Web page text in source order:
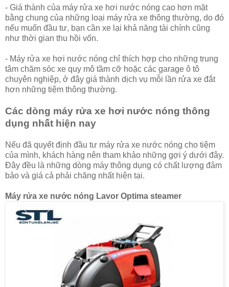
- Giá thành của máy rửa xe hơi nước nóng cao hơn mặt
bằng chung của những loại máy rửa xe thông thường, do đó
nếu muốn đầu tư, bạn cần xe lại khả năng tài chính cũng
như thời gian thu hồi vốn.
- Máy rửa xe hơi nước nóng chỉ thích hợp cho những trung
tâm chăm sóc xe quy mô tầm cỡ hoặc các garage ô tô
chuyên nghiệp, ở đây giá thành dịch vụ mỗi lần rửa xe đắt
hơn những tiệm thông thường.
Các dòng máy rửa xe hơi nước nóng thông
dụng nhất hiện nay
Nếu đã quyết định đầu tư máy rửa xe nước nóng cho tiệm
của mình, khách hàng nên tham khảo những gợi ý dưới đây.
Đây đều là những dòng máy thông dụng có chất lượng đảm
bảo và giá cả phải chăng nhất hiện tại.
Máy rửa xe nước nóng Lavor Optima steamer